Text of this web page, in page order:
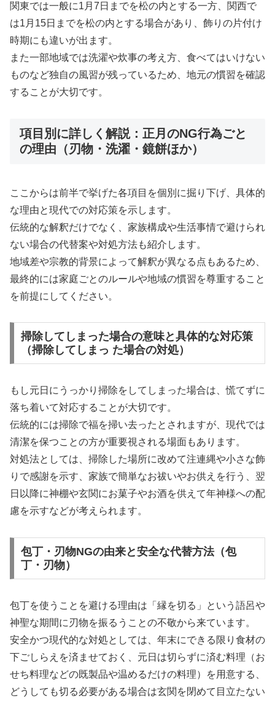
関東では一般に1月7日までを松の内とする一方、関西で
は1月15日までを松の内とする場合があり、飾りの片付け
時期にも違いが出ます。
また一部地域では洗濯や炊事の考え方、食べてはいけない
ものなど独自の風習が残っているため、地元の慣習を確認
することが大切です。
項目別に詳しく解説：正月のNG行為ごと
の理由（刃物・洗濯・鏡餅ほか）
ここからは前半で挙げた各項目を個別に掘り下げ、具体的
な理由と現代での対応策を示します。
伝統的な解釈だけでなく、家族構成や生活事情で避けられ
ない場合の代替案や対処方法も紹介します。
地域差や宗教的背景によって解釈が異なる点もあるため、
最終的には家庭ごとのルールや地域の慣習を尊重すること
を前提にしてください。
掃除してしまった場合の意味と具体的な対応策
（掃除してしまっ た場合の対処）
もし元日にうっかり掃除をしてしまった場合は、慌てずに
落ち着いて対応することが大切です。
伝統的には掃除で福を掃い去ったとされますが、現代では
清潔を保つことの方が重要視される場面もあります。
対処法としては、掃除した場所に改めて注連縄や小さな飾
りで感謝を示す、家族で簡単なお祓いやお供えを行う、翌
日以降に神棚や玄関にお菓子やお酒を供えて年神様への配
慮を示すなどが考えられます。
包丁・刃物NGの由来と安全な代替方法（包
丁・刃物）
包丁を使うことを避ける理由は「縁を切る」という語呂や
神聖な期間に刃物を振るうことの不敬から来ています。
安全かつ現代的な対処としては、年末にできる限り食材の
下ごしらえを済ませておく、元日は切らずに済む料理（お
せち料理などの既製品や温めるだけの料理）を用意する、
どうしても切る必要がある場合は玄関を閉めて目立たない